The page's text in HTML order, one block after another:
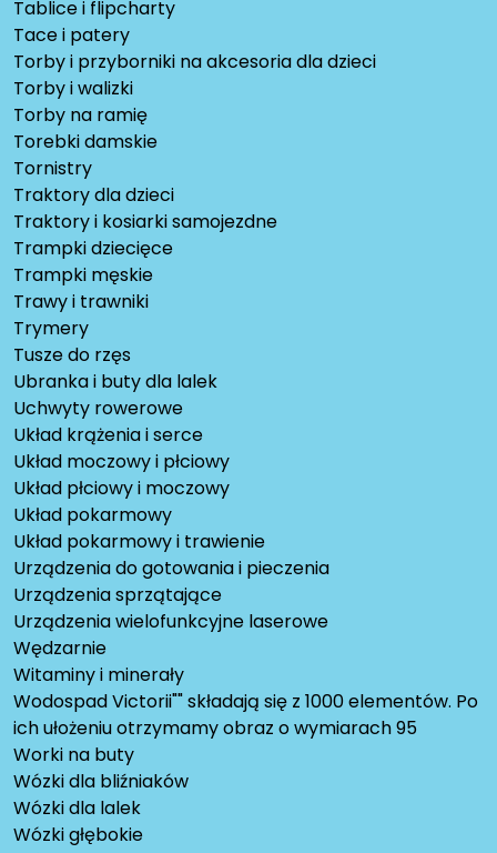
Tablice i flipcharty
Tace i patery
Torby i przyborniki na akcesoria dla dzieci
Torby i walizki
Torby na ramię
Torebki damskie
Tornistry
Traktory dla dzieci
Traktory i kosiarki samojezdne
Trampki dziecięce
Trampki męskie
Trawy i trawniki
Trymery
Tusze do rzęs
Ubranka i buty dla lalek
Uchwyty rowerowe
Układ krążenia i serce
Układ moczowy i płciowy
Układ płciowy i moczowy
Układ pokarmowy
Układ pokarmowy i trawienie
Urządzenia do gotowania i pieczenia
Urządzenia sprzątające
Urządzenia wielofunkcyjne laserowe
Wędzarnie
Witaminy i minerały
Wodospad Victorii"" składają się z 1000 elementów. Po
ich ułożeniu otrzymamy obraz o wymiarach 95
Worki na buty
Wózki dla bliźniaków
Wózki dla lalek
Wózki głębokie